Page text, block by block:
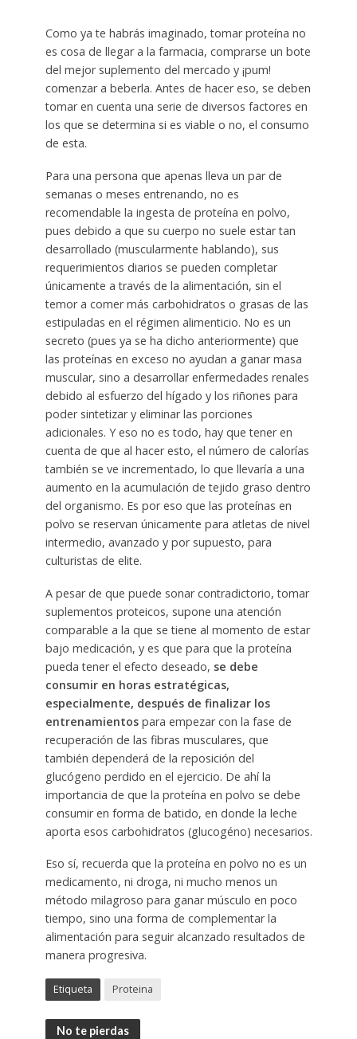
Como ya te habrás imaginado, tomar proteína no
es cosa de llegar a la farmacia, comprarse un bote
del mejor suplemento del mercado y ¡pum!
comenzar a beberla. Antes de hacer eso, se deben
tomar en cuenta una serie de diversos factores en
los que se determina si es viable o no, el consumo
de esta.
Para una persona que apenas lleva un par de
semanas o meses entrenando, no es
recomendable la ingesta de proteína en polvo,
pues debido a que su cuerpo no suele estar tan
desarrollado (muscularmente hablando), sus
requerimientos diarios se pueden completar
únicamente a través de la alimentación, sin el
temor a comer más carbohidratos o grasas de las
estipuladas en el régimen alimenticio. No es un
secreto (pues ya se ha dicho anteriormente) que
las proteínas en exceso no ayudan a ganar masa
muscular, sino a desarrollar enfermedades renales
debido al esfuerzo del hígado y los riñones para
poder sintetizar y eliminar las porciones
adicionales. Y eso no es todo, hay que tener en
cuenta de que al hacer esto, el número de calorías
también se ve incrementado, lo que llevaría a una
aumento en la acumulación de tejido graso dentro
del organismo. Es por eso que las proteínas en
polvo se reservan únicamente para atletas de nivel
intermedio, avanzado y por supuesto, para
culturistas de elite.
A pesar de que puede sonar contradictorio, tomar
suplementos proteicos, supone una atención
comparable a la que se tiene al momento de estar
bajo medicación, y es que para que la proteína
pueda tener el efecto deseado, se debe
consumir en horas estratégicas,
especialmente, después de finalizar los
entrenamientospara empezar con la fase de
recuperación de las fibras musculares, que
también dependerá de la reposición del
glucógeno perdido en el ejercicio. De ahí la
importancia de que la proteína en polvo se debe
consumir en forma de batido, en donde la leche
aporta esos carbohidratos (glucogéno) necesarios.
Eso sí, recuerda que la proteína en polvo no es un
medicamento, ni droga, ni mucho menos un
método milagroso para ganar músculo en poco
tiempo, sino una forma de complementar la
alimentación para seguir alcanzado resultados de
manera progresiva.
Etiqueta Proteina
No te pierdas